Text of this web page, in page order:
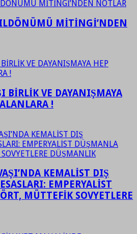
MİTİNGİ’NDEN
BİRLİK VE DAYANIŞMAYA
!
KEMALİST DIŞ
EMPERYALİST
MÜTTEFİK SOVYETLERE